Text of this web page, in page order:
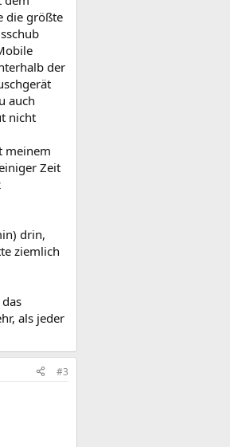
die größte
der
auch
nicht
meinem
Zeit
drin,
ziemlich
als jeder
#3